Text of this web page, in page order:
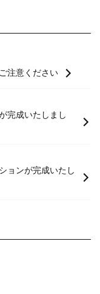
注意ください
完成いたしまし
ョンが完成いたし